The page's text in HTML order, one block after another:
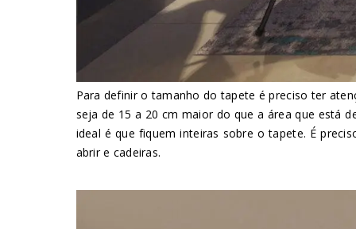
Para definir o tamanho do tapete é preciso ter
seja de 15 a 20 cm maior do que a área que está
ideal é que fiquem inteiras sobre o tapete. É
abrir e cadeiras.